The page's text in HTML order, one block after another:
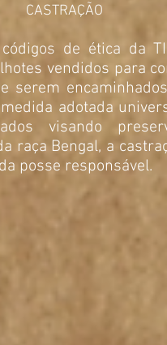
CASTRAÇÃO
de ética da
vendidos para
serem
adotada
visando
raça Bengal, a
posse responsável.